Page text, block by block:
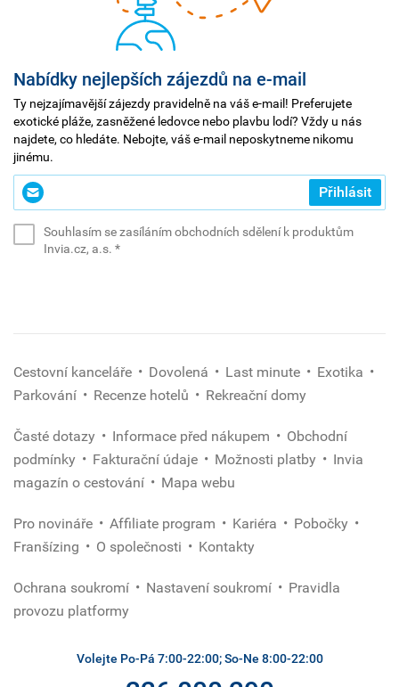
Nabídky nejlepších zájezdů na e-mail
Ty nejzajímavější zájezdy pravidelně na váš e-mail! Preferujete
exotické pláže, zasněžené ledovce nebo plavbu lodí? Vždy u nás
najdete, co hledáte. Nebojte, váš e-mail neposkytneme nikomu
jinému.
Zadejte
svůj
Přihlásit
Souhlasím se zasíláním obchodních sdělení k produktům
Invia.cz, a.s. *(povinné)
Cestovní kanceláře Dovolená Last minute
Exotika
Parkování
Recenze hotelů Rekreační domy
Časté dotazy Informace před nákupem
Obchodní
podmínky
Fakturační údaje Možnosti platby
Invia
magazín o cestování
Mapa webu
Pro novináře Affiliate program Kariéra
Pobočky
Franšízing
O společnosti Kontakty
Ochrana soukromí Nastavení soukromí
Pravidla
provozu platformy
Volejte Po-Pá 7:00-22:00; So-Ne 8:00-22:00